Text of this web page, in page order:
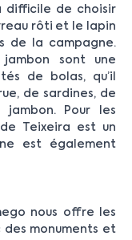
difficile de choisir
rôti et le lapin
de la campagne.
sont une
de bolas, qu’il
de sardines, de
Pour les
Teixeira est un
est également
nous offre les
des monuments et